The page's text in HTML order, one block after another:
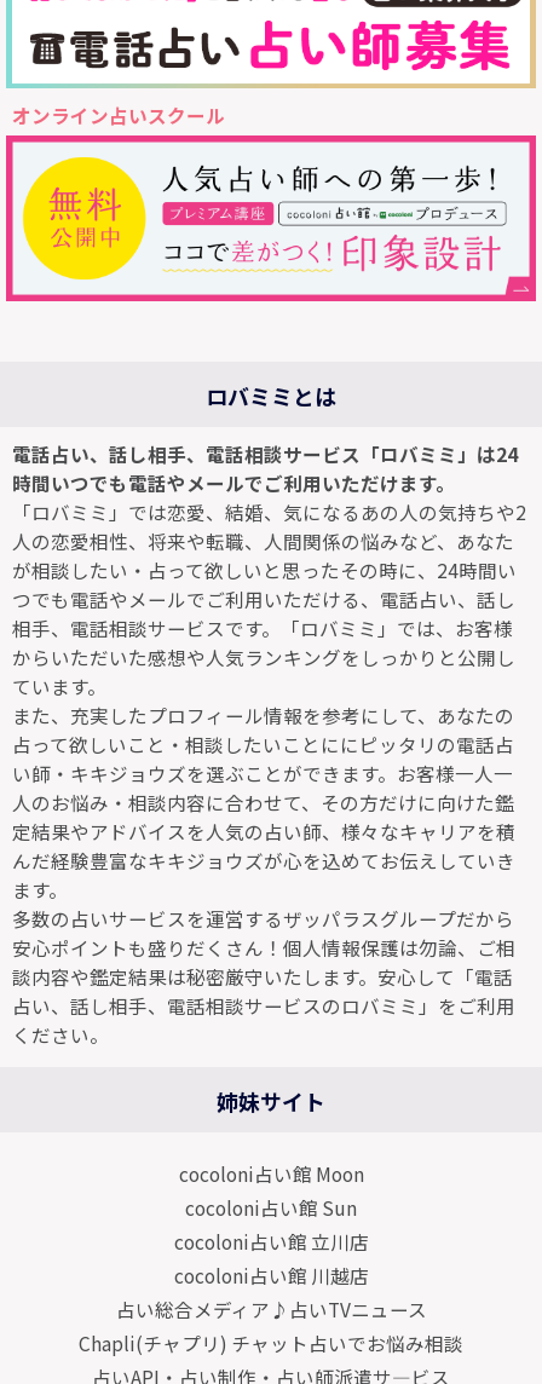
オンライン占いスクール
ロバミミとは
電話占い、話し相手、電話相談サービス「ロバミミ」は24
時間いつでも電話やメールでご利用いただけます。
「ロバミミ」では恋愛、結婚、気になるあの人の気持ちや2
人の恋愛相性、将来や転職、人間関係の悩みなど、あなた
が相談したい・占って欲しいと思ったその時に、24時間い
つでも電話やメールでご利用いただける、電話占い、話し
相手、電話相談サービスです。「ロバミミ」では、お客様
からいただいた感想や人気ランキングをしっかりと公開し
ています。
また、充実したプロフィール情報を参考にして、あなたの
占って欲しいこと・相談したいことににピッタリの電話占
い師・キキジョウズを選ぶことができます。お客様一人一
人のお悩み・相談内容に合わせて、その方だけに向けた鑑
定結果やアドバイスを人気の占い師、様々なキャリアを積
んだ経験豊富なキキジョウズが心を込めてお伝えしていき
ます。
多数の占いサービスを運営するザッパラスグループだから
安心ポイントも盛りだくさん！個人情報保護は勿論、ご相
談内容や鑑定結果は秘密厳守いたします。安心して「電話
占い、話し相手、電話相談サービスのロバミミ」をご利用
ください。
姉妹サイト
cocoloni占い館 Moon
cocoloni占い館 Sun
cocoloni占い館 立川店
cocoloni占い館 川越店
占い総合メディア♪占いTVニュース
Chapli(チャプリ) チャット占いでお悩み相談
占いAPI・占い制作・占い師派遣サ―ビス